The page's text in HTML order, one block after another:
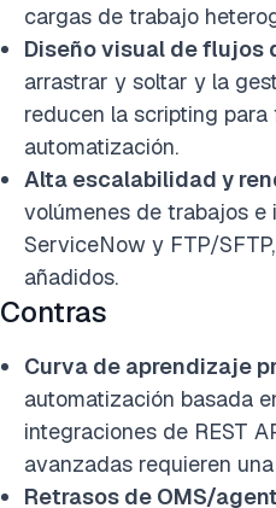
cargas de trabajo
Diseño visual de flujos
arrastrar y soltar y la
reducen la scripting
automatización.
Alta escalabilidad y
volúmenes de trabajos e
ServiceNow y FTP/
añadidos.
Contras
Curva de aprendizaje
automatización basada
integraciones de REST
avanzadas requieren
Retrasos de OMS/